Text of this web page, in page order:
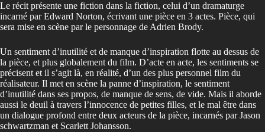
Le récit présente une fiction dans la fiction, celui d’un dramaturge
incarné par Edward Norton, écrivant une pièce en 3 actes. Pièce, qui
sera mise en scène par le personnage de Adrien Brody.
Un sentiment d’inutilité et de manque d’inspiration flotte au dessus de
la pièce, et plus globalement du film. D’acte en acte, les sentiments se
précisent et il s’agit là, en réalité, d’un des plus personnel film du
réalisateur. Il met en scène la panne d’inspiration, le sentiment
d’inutilité dans ses propos, de manque de sens, de vide. Mais il aborde
aussi le deuil à travers l’innocence de petites filles, et le mal être dans
un dialogue profond entre deux acteurs de la pièce, incarnés par Jason
schwartzman et Scarlett Johansson.